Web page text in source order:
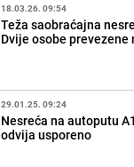
18.03.26. 09:54
Teža saobraćajna
Dvije osobe prevezene
29.01.25. 09:24
Nesreća na autoputu
odvija usporeno